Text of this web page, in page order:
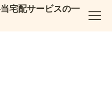
宅配サービスの一